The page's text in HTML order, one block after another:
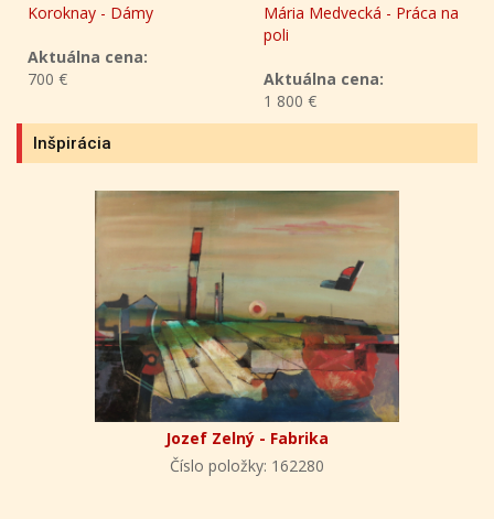
Koroknay - Dámy
Aktuálna cena:
700 €
Mária Medvecká - Práca na
poli
Aktuálna cena:
1 800 €
Inšpirácia
Jozef Zelný - Fabrika
Číslo položky: 162280